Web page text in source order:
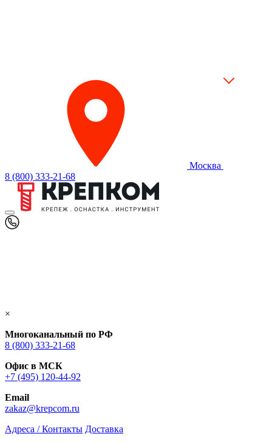
Москва
8 (800) 333-21-68
×
Многоканальный по РФ
8 (800) 333‑21-68
Офис в МСК
+7 (495) 120-44-92
Email
zakaz@krepcom.ru
Адреса / Контакты Доставка